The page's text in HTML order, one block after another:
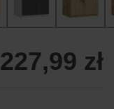
227,99 zł